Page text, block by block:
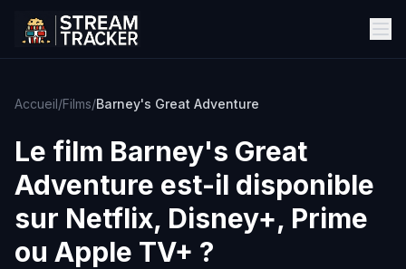
Accueil/Films/Barney's Great Adventure
Le film Barney's Great
Adventure est-il disponible
sur Netflix, Disney+, Prime
ou Apple TV+ ?